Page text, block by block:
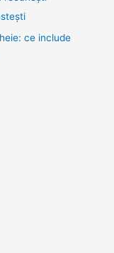
ce include